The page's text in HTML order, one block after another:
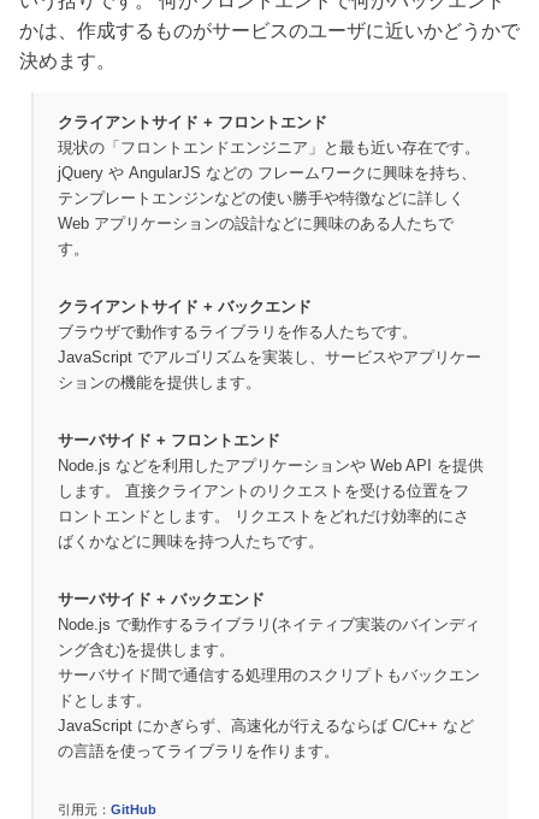
かは、作成するものがサービスのユーザに近いかどうかで
決めます。
クライアントサイド + フロントエンド
現状の「フロントエンドエンジニア」と最も近い存在です。
jQuery や AngularJS などの フレームワークに興味を持ち、
テンプレートエンジンなどの使い勝手や特徴などに詳しく
Web アプリケーションの設計などに興味のある人たちで
す。
クライアントサイド + バックエンド
ブラウザで動作するライブラリを作る人たちです。
JavaScript でアルゴリズムを実装し、サービスやアプリケー
ションの機能を提供します。
サーバサイド + フロントエンド
Node.js などを利用したアプリケーションや Web API を提供
します。 直接クライアントのリクエストを受ける位置をフ
ロントエンドとします。 リクエストをどれだけ効率的にさ
ばくかなどに興味を持つ人たちです。
サーバサイド + バックエンド
Node.js で動作するライブラリ(ネイティブ実装のバインディ
ング含む)を提供します。
サーバサイド間で通信する処理用のスクリプトもバックエン
ドとします。
JavaScript にかぎらず、高速化が行えるならば C/C++ など
の言語を使ってライブラリを作ります。
引用元： GitHub